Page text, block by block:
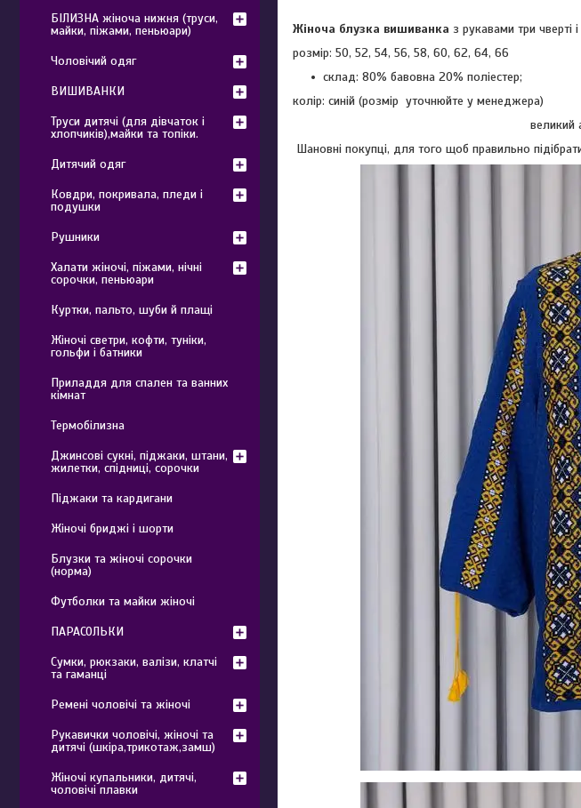
Жіноча блузка вишиванка з рукавами три чверті
розмір: 50, 52, 54, 56, 58, 60, 62, 64, 66
склад: 80% бавовна 20% поліестер;
колір: синій (розмір уточнюйте у менеджера)
великий
Шановні покупці, для того щоб правильно
БІЛИЗНА жіноча нижня (труси,
майки, піжами, пеньюари)
Чоловічий одяг
ВИШИВАНКИ
Труси дитячі (для дівчаток і
хлопчиків),майки та топіки.
Дитячий одяг
Ковдри, покривала, пледи і
подушки
Рушники
Халати жіночі, піжами, нічні
сорочки, пеньюари
Куртки, пальто, шуби й плащі
Жіночі светри, кофти, туніки,
гольфи і батники
Приладдя для спален та ванних
кімнат
Термобілизна
Джинсові сукні, піджаки, штани,
жилетки, спідниці, сорочки
Піджаки та кардигани
Жіночі бриджі і шорти
Блузки та жіночі сорочки
(норма)
Футболки та майки жіночі
ПАРАСОЛЬКИ
Сумки, рюкзаки, валізи, клатчі
та гаманці
Ремені чоловічі та жіночі
Рукавички чоловічі, жіночі та
дитячі (шкіра,трикотаж,замш)
Жіночі купальники, дитячі,
чоловічі плавки